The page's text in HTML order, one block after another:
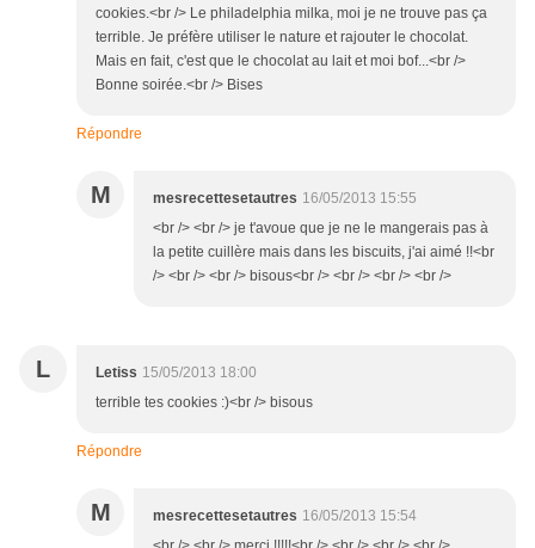
cookies.<br /> Le philadelphia milka, moi je ne trouve pas ça
terrible. Je préfère utiliser le nature et rajouter le chocolat.
Mais en fait, c'est que le chocolat au lait et moi bof...<br />
Bonne soirée.<br /> Bises
Répondre
M mesrecettesetautres 16/05/2013 15:55
<br /> <br /> je t'avoue que je ne le mangerais pas à
la petite cuillère mais dans les biscuits, j'ai aimé !!<br
/> <br /> <br /> bisous<br /> <br /> <br /> <br />
L Letiss 15/05/2013 18:00
terrible tes cookies :)<br /> bisous
Répondre
M mesrecettesetautres 16/05/2013 15:54